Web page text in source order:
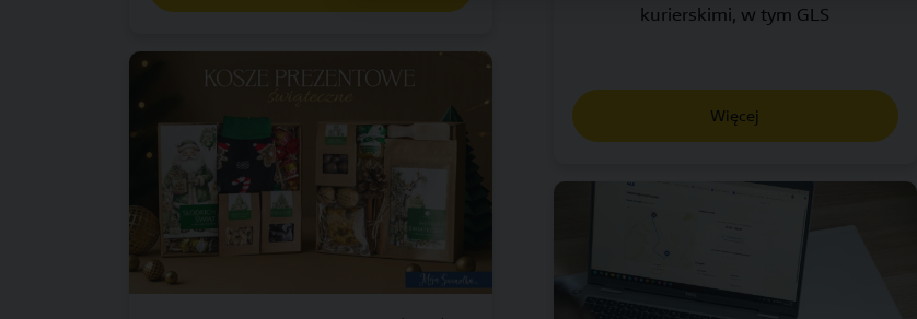
kurierskimi, w tym GLS
Więcej